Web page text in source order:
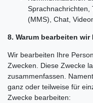
Sprachnachrichten,
(MMS), Chat,
8. Warum bearbeiten
Wir bearbeiten Ihre
Zwecken. Diese Zwecke
zusammenfassen.
ganz oder teilweise für
Zwecke bearbeiten: